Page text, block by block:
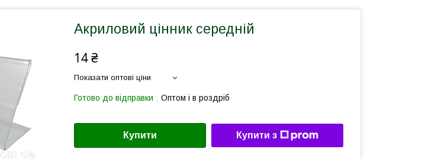
Акриловий цінник середній
14 ₴
Показати оптові ціни
Готово до відправки Оптом і в роздріб
Купити Купити з